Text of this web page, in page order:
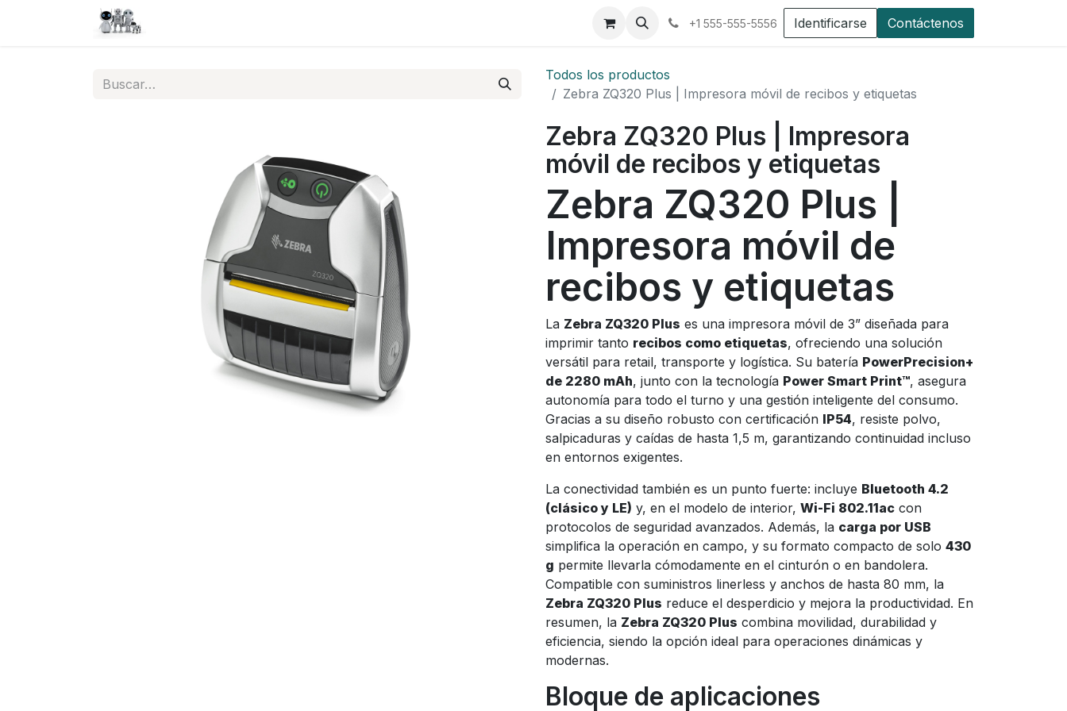
Planilla +1 555-555-5556 Identificarse Contáctenos
Todos los productos
Zebra ZQ320 Plus | Impresora móvil de recibos y etiquetas
Zebra ZQ320 Plus | Impresora
móvil de recibos y etiquetas
Zebra ZQ320 Plus |
Impresora móvil de
recibos y etiquetas
La Zebra ZQ320 Plus es una impresora móvil de 3” diseñada para
imprimir tanto recibos como etiquetas, ofreciendo una solución
versátil para retail, transporte y logística. Su batería PowerPrecision+
de 2280 mAh, junto con la tecnología Power Smart Print™, asegura
autonomía para todo el turno y una gestión inteligente del consumo.
Gracias a su diseño robusto con certificación IP54, resiste polvo,
salpicaduras y caídas de hasta 1,5 m, garantizando continuidad incluso
en entornos exigentes.
La conectividad también es un punto fuerte: incluye Bluetooth 4.2
(clásico y LE) y, en el modelo de interior, Wi-Fi 802.11ac con
protocolos de seguridad avanzados. Además, la carga por USB
simplifica la operación en campo, y su formato compacto de solo 430
g permite llevarla cómodamente en el cinturón o en bandolera.
Compatible con suministros linerless y anchos de hasta 80 mm, la
Zebra ZQ320 Plus reduce el desperdicio y mejora la productividad. En
resumen, la Zebra ZQ320 Plus combina movilidad, durabilidad y
eficiencia, siendo la opción ideal para operaciones dinámicas y
modernas.
Bloque de aplicaciones